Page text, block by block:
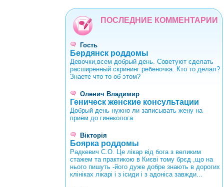
ПОСЛЕДНИЕ КОММЕНТАРИИ
Гость
Бердянск роддомы
Девочки,всем добрый день. Советуют сделать
расширенный скрининг ребеночка. Кто то делал?
Знаете что то об этом?
Оленич Владимир
Геническ женские консультации
Добрый день нужно ли записывать жену на
приём до гинеколога
Вікторія
Боярка роддомы
Радкевич С.О. Це лікар від бога з великим
стажем та практикою в Києві тому брєд ,що на
нього пишуть -його дуже добре знають в дорогих
клініках лікарі і з ісиди і з адоніса завжди...